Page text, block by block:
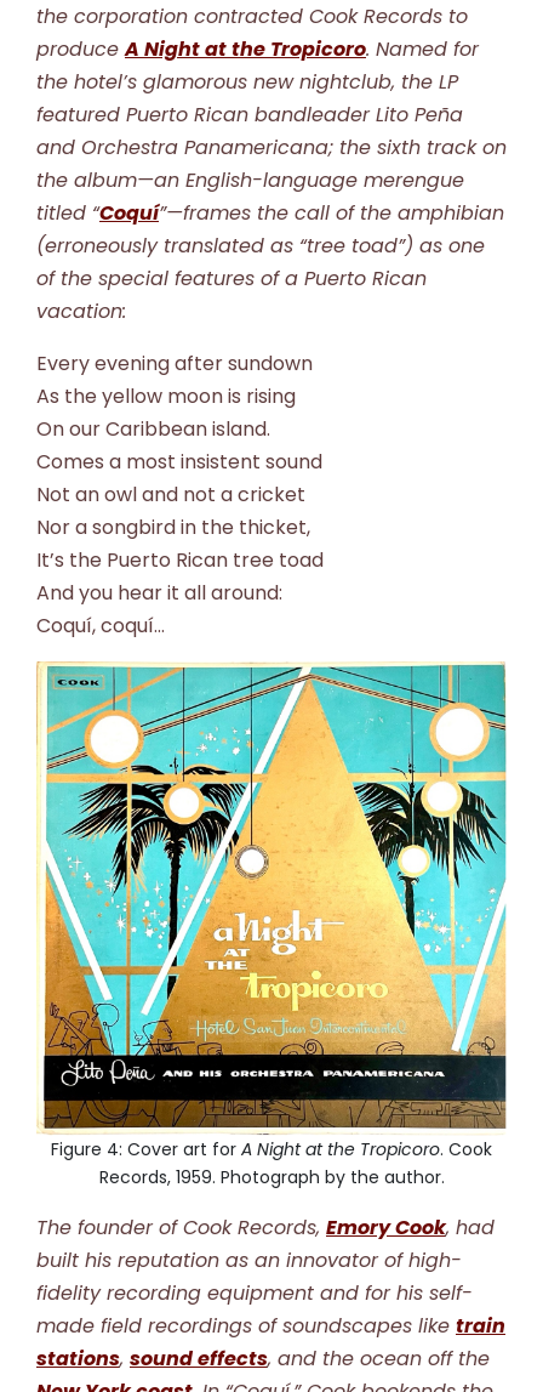
the corporation contracted Cook Records to
produceA Night at the Tropicoro. Named for
the hotel’s glamorous new nightclub, the LP
featured Puerto Rican bandleader Lito Peña
and Orchestra Panamericana; the sixth track on
the album—an English-language merengue
titled “Coquí”—frames the call of the amphibian
(erroneously translated as “tree toad”) as one
of the special features of a Puerto Rican
vacation:
Every evening after sundown
As the yellow moon is rising
On our Caribbean island.
Comes a most insistent sound
Not an owl and not a cricket
Nor a songbird in the thicket,
It’s the Puerto Rican tree toad
And you hear it all around:
Coquí, coquí…
Figure 4: Cover art for A Night at the Tropicoro. Cook
Records, 1959. Photograph by the author.
The founder of Cook Records, Emory Cook, had
built his reputation as an innovator of high-
fidelity recording equipment and for his self-
made field recordings of soundscapes like train
stations, sound effects, and the ocean off the